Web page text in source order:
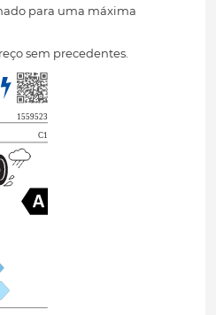
para uma máxima
sem precedentes.